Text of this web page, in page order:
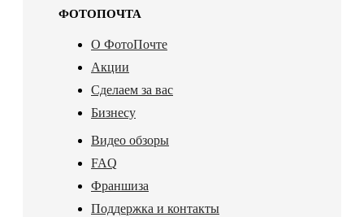
ФОТОПОЧТА
О ФотоПочте
Акции
Сделаем за вас
Бизнесу
Видео обзоры
FAQ
Франшиза
Поддержка и контакты